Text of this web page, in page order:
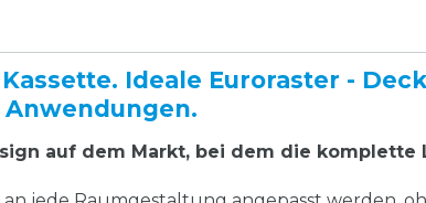
Ideale Euroraster -
auf dem Markt, bei dem die